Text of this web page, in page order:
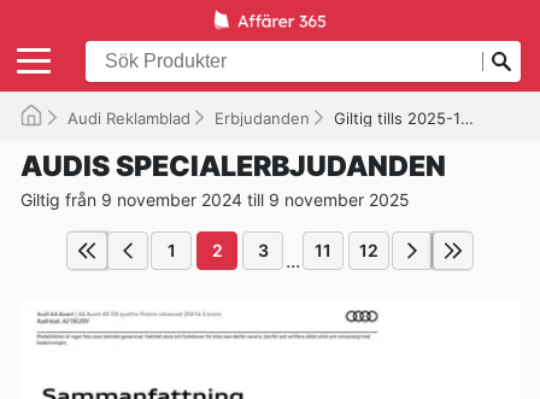
Audi Reklamblad Erbjudanden Giltig tills 2025-11-09
AUDIS SPECIALERBJUDANDEN
Giltig från 9 november 2024 till 9 november 2025
1 2 3 ... 11 12